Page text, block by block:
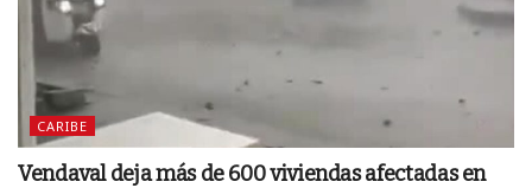
CARIBE
Vendaval deja más de 600 viviendas afectadas en